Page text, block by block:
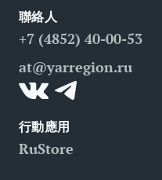
问答
联系人
景点
餐廳
商务旅游
医疗旅游
可用环境
聯絡人
+7 (4852) 40-00-53
at@yarregion.ru
行動應用
RuStore